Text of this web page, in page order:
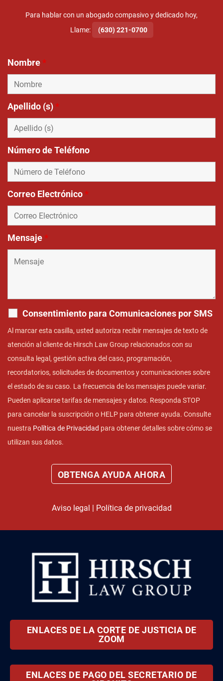
Para hablar con un abogado compasivo y dedicado hoy,
Llame:
(630) 221-0700
Nombre*
Apellido (s)*
Número de Teléfono
Correo Electrónico*
Mensaje*
Consentimiento para Comunicaciones por SMS
Al marcar esta casilla, usted autoriza recibir mensajes de texto de
atención al cliente de Hirsch Law Group relacionados con su
consulta legal, gestión activa del caso, programación,
recordatorios, solicitudes de documentos y comunicaciones sobre
el estado de su caso. La frecuencia de los mensajes puede variar.
Pueden aplicarse tarifas de mensajes y datos. Responda STOP
para cancelar la suscripción o HELP para obtener ayuda. Consulte
nuestra Política de Privacidad para obtener detalles sobre cómo se
utilizan sus datos.
Aviso legal Política de privacidad
ENLACES DE LA CORTE DE JUSTICIA DE
ZOOM
ENLACES DE PAGO DEL SECRETARIO DE